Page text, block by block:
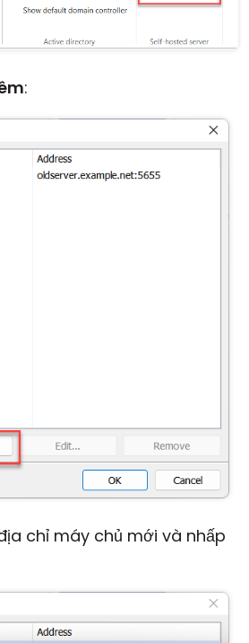
:
chỉ máy chủ mới và nhấp